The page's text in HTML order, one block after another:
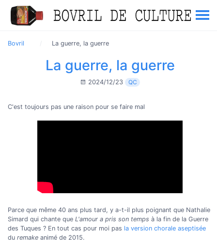
Bovril La guerre, la guerre
La guerre, la guerre
2024/12/23 QC
C'est toujours pas une raison pour se faire mal
Parce que même 40 ans plus tard, y a-t-il plus poignant que Nathalie
Simard qui chante que L'amour a pris son temps à la fin de la Guerre
des Tuques ? En tout cas pour moi pas la version chorale aseptisée
du remake animé de 2015.